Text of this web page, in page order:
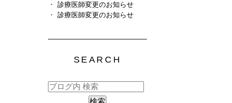
診療医師変更のお知らせ
診療医師変更のお知らせ
SEARCH